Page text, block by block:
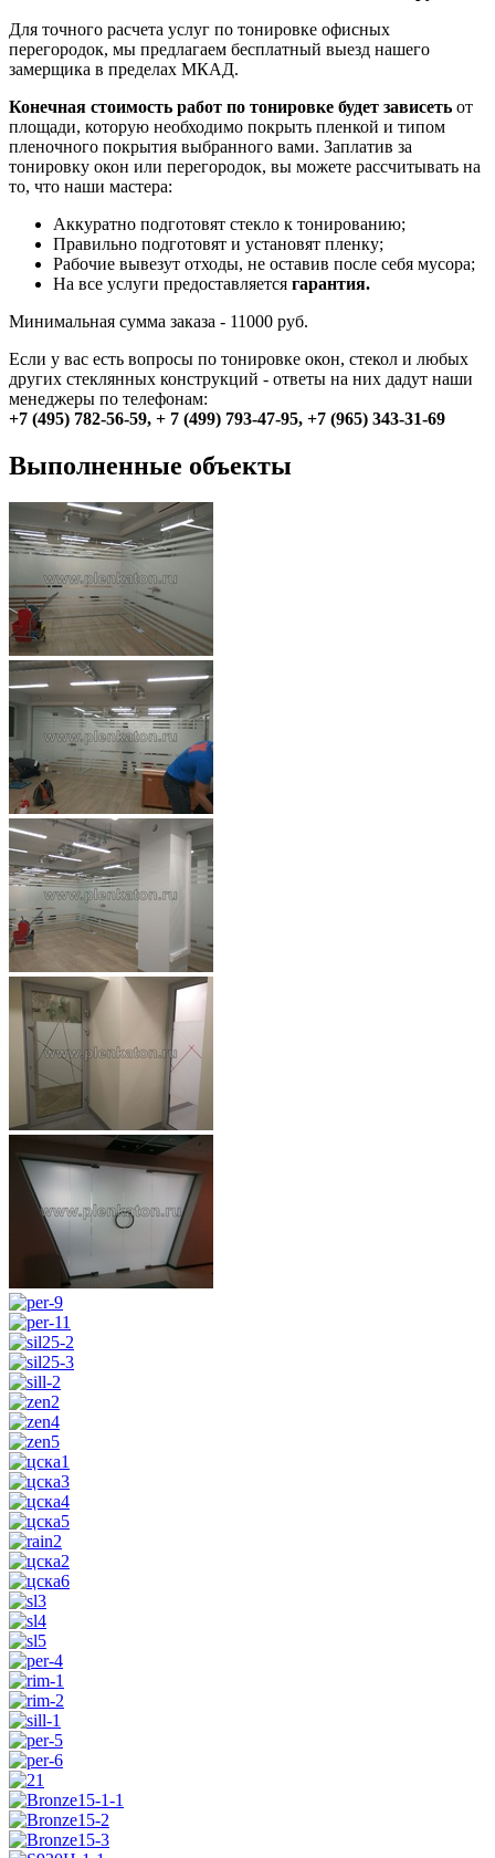
Для точного расчета услуг по тонировке офисных
перегородок, мы предлагаем бесплатный выезд нашего
замерщика в пределах МКАД.
Конечная стоимость работ по тонировке будет зависеть от
площади, которую необходимо покрыть пленкой и типом
пленочного покрытия выбранного вами. Заплатив за
тонировку окон или перегородок, вы можете рассчитывать на
то, что наши мастера:
Аккуратно подготовят стекло к тонированию;
Правильно подготовят и установят пленку;
Рабочие вывезут отходы, не оставив после себя мусора;
На все услуги предоставляется гарантия.
Минимальная сумма заказа - 11000 руб.
Если у вас есть вопросы по тонировке окон, стекол и любых
других стеклянных конструкций - ответы на них дадут наши
менеджеры по телефонам:
+7 (495) 782-56-59, + 7 (499) 793-47-95, +7 (965) 343-31-69
Выполненные объекты